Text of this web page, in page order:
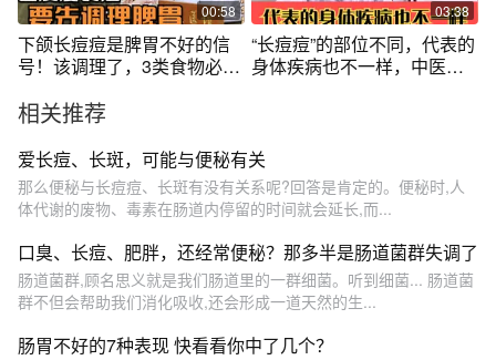
00:58
下颌长痘痘是脾胃不好的信
号！该调理了，3类食物必须
03:38
“长痘痘”的部位不同，代表的
身体疾病也不一样，中医语
相关推荐
爱长痘、长斑，可能与便秘有关
那么便秘与长痘痘、长斑有没有关系呢?回答是肯定的。便秘时,人
体代谢的废物、毒素在肠道内停留的时间就会延长,而...
口臭、长痘、肥胖，还经常便秘？那多半是肠道菌群失调了
肠道菌群,顾名思义就是我们肠道里的一群细菌。听到细菌... 肠道菌
群不但会帮助我们消化吸收,还会形成一道天然的生...
肠胃不好的7种表现 快看看你中了几个？